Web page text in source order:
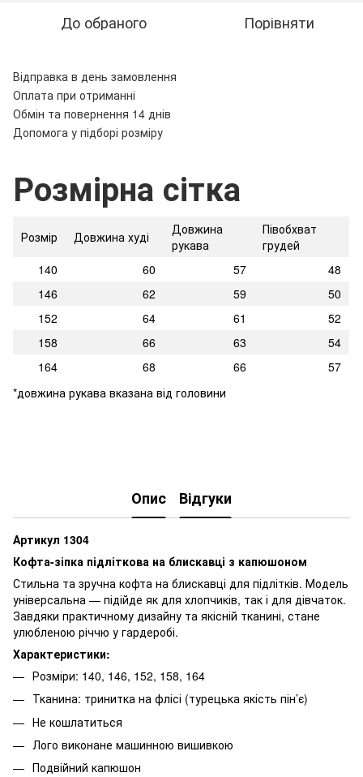
До обраного Порівняти
Відправка в день замовлення
Оплата при отриманні
Обмін та повернення 14 днів
Допомога у підборі розміру
Розмірна сітка
Розмір Довжина худі
Довжина
рукава
Півобхват
грудей
140
60 57
48
146
62 59
50
152
64 61
52
158
66 63
54
164
68 66
57
*довжина рукава вказана від головини
Опис Відгуки
Артикул 1304
Кофта-зіпка підліткова на блискавці з капюшоном
Стильна та зручна кофта на блискавці для підлітків. Модель
універсальна — підійде як для хлопчиків, так і для дівчаток.
Завдяки практичному дизайну та якісній тканині, стане
улюбленою річчю у гардеробі.
Характеристики:
Розміри: 140, 146, 152, 158, 164
Тканина: тринитка на флісі (турецька якість пін’є)
Не кошлатиться
Лого виконане машинною вишивкою
Подвійний капюшон